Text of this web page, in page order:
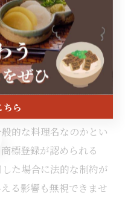
の名称を巡って商標登
た。特に、あつた蓬莱
たことで、他店が自由
かという懸念が生まれ
という言葉が特定のお
的な料理名なのかとい
標登録が認められる
た場合に法的な制約が
る影響も無視できませ
ら
ちら